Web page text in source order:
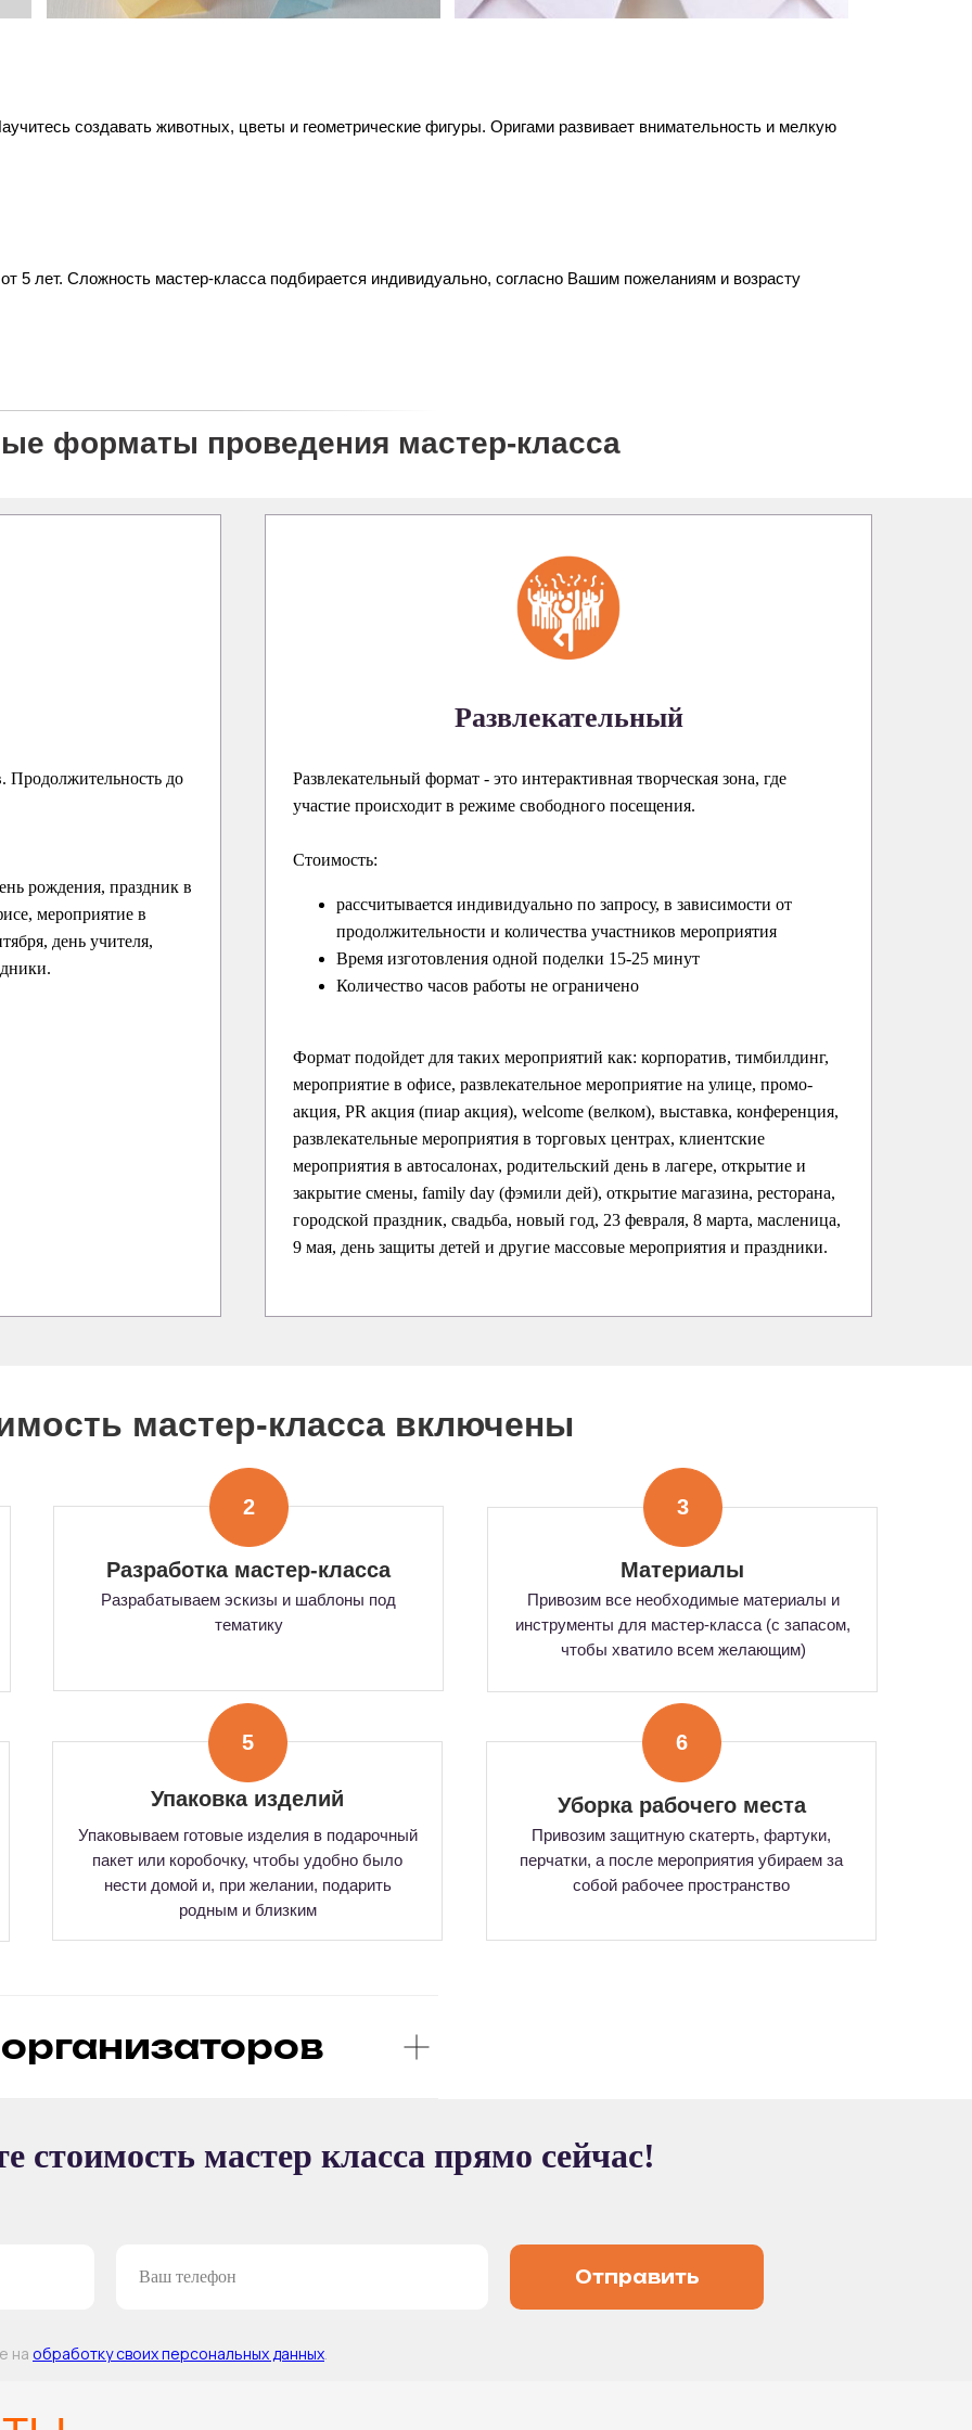
создавать животных, цветы и геометрические фигуры. Оригами развивает внимательность и мелкую
5 лет. Сложность мастер-класса подбирается индивидуально, согласно Вашим пожеланиям и возрасту
форматы проведения мастер-класса
Продолжительность до
рождения, праздник в
мероприятие в
день учителя,
Развлекательный
Развлекательный формат - это интерактивная творческая зона, где
участие происходит в режиме свободного посещения.
Стоимость:
рассчитывается индивидуально по запросу, в зависимости от
продолжительности и количества участников мероприятия
Время изготовления одной поделки 15-25 минут
Количество часов работы не ограничено
Формат подойдет для таких мероприятий как: корпоратив, тимбилдинг,
мероприятие в офисе, развлекательное мероприятие на улице, промо-
акция, PR акция (пиар акция), welcome (велком), выставка, конференция,
развлекательные мероприятия в торговых центрах, клиентские
мероприятия в автосалонах, родительский день в лагере, открытие и
закрытие смены, family day (фэмили дей), открытие магазина, ресторана,
городской праздник, свадьба, новый год, 23 февраля, 8 марта, масленица,
9 мая, день защиты детей и другие массовые мероприятия и праздники.
мастер-класса включены
Разработка мастер-класса
Разрабатываем эскизы и шаблоны под
тематику
2
Материалы
Привозим все необходимые материалы и
инструменты для мастер-класса (с запасом,
чтобы хватило всем желающим)
3
Упаковка изделий
Упаковываем готовые изделия в подарочный
пакет или коробочку, чтобы удобно было
нести домой и, при желании, подарить
родным и близким
5
Уборка рабочего места
Привозим защитную скатерть, фартуки,
перчатки, а после мероприятия убираем за
собой рабочее пространство
6
стоимость мастер класса прямо сейчас!
Отправить
на обработку своих персональных данных.
КЛАССА